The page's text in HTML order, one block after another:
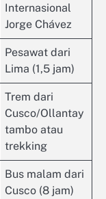
Internasional
Jorge Chávez
Pesawat dari
Lima (1,5 jam)
Trem dari
Cusco/Ollantay
tambo atau
trekking
Bus malam dari
Cusco (8 jam)